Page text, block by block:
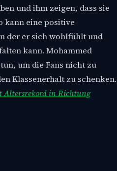
und ihm zeigen, dass sie
kann eine positive
der er sich wohlfühlt und
kann. Mohammed
um die Fans nicht zu
Klassenerhalt zu schenken.
in Richtung